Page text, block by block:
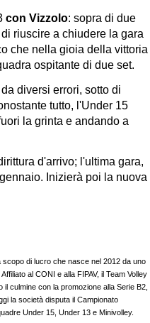
con Vizzolo: sopra di due
riuscire a chiudere la gara
che nella gioia della vittoria
ospitante di due set.
diversi errori, sotto di
tutto, l'Under 15
la grinta e andando a
d'arrivo; l'ultima gara,
Inizierà poi la nuova
di lucro che nasce nel 2012 da uno
al CONI e alla FIPAV, il Team Volley
culmine con la promozione alla Serie B2,
la società disputa il Campionato
Under 15, Under 13 e Minivolley.